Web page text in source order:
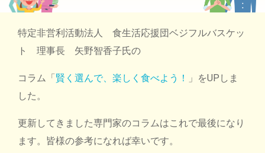
特定非営利活動法人 食生活応援団ベジフルバスケッ
ト 理事長 矢野智香子氏の
コラム「賢く選んで、楽しく食べよう！
」をUPしま
した。
更新してきました専門家のコラムはこれで最後になり
ます。皆様の参考になれば幸いです。